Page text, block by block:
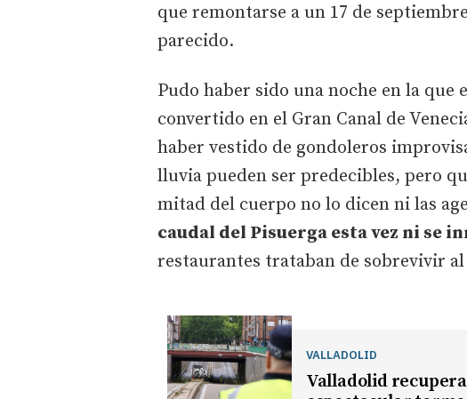
que remontarse a un 17 de
parecido.
Pudo haber sido una noche en la que
convertido en el Gran Canal de
haber vestido de gondoleros
lluvia pueden ser predecibles, pero
mitad del cuerpo no lo dicen ni las
caudal del Pisuerga esta vez ni se
restaurantes trataban de sobrevivir
VALLADOLID
Valladolid